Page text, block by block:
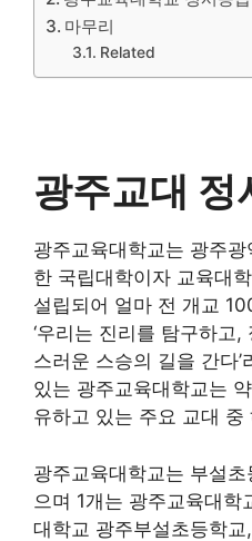
마무리
Related
광주교대 정
광주교육대학교는 광주
한 국립대학이자 교육대
설립되어 얼마 전 개교
‘우리는 진리를 탐구하고
스러운 스승의 길을 간다
있는 광주교육대학교는
유하고 있는 주요 교대 중
광주교육대학교는 부설
으며 1개는 광주교육대학
대학교 광주부설초등학